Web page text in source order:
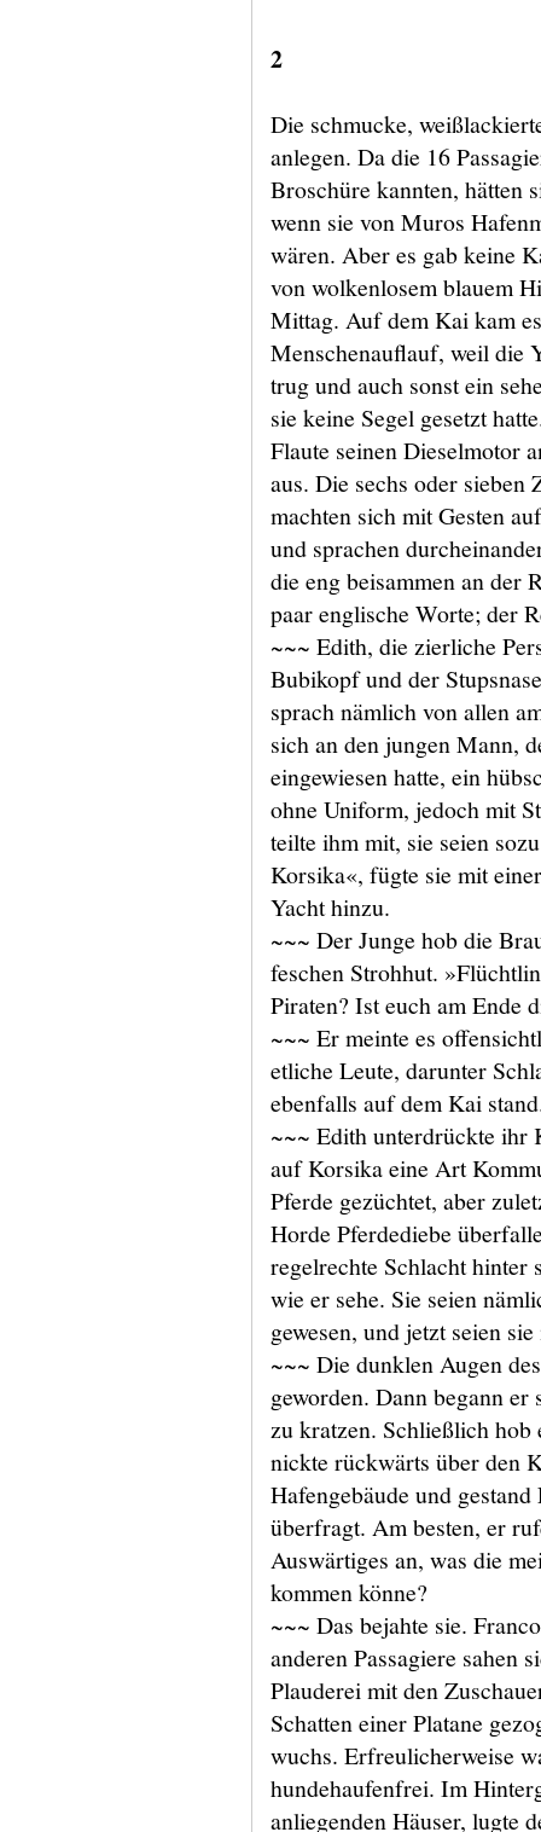
2
Die schmucke,
anlegen. Da die 16
Broschüre kannten, hätten
wenn sie von Muros
wären. Aber es gab keine
von wolkenlosem blauem
Mittag. Auf dem Kai kam
Menschenauflauf, weil die
trug und auch sonst ein
sie keine Segel gesetzt
Flaute seinen Dieselmotor
aus. Die sechs oder sieben
machten sich mit Gesten
und sprachen
die eng beisammen an der
paar englische Worte; der
~~~ Edith, die zierliche
Bubikopf und der
sprach nämlich von allen
sich an den jungen Mann,
eingewiesen hatte, ein
ohne Uniform, jedoch mit
teilte ihm mit, sie seien
Korsika«, fügte sie mit
Yacht hinzu.
~~~ Der Junge hob die
feschen Strohhut.
Piraten? Ist euch am Ende
~~~ Er meinte es
etliche Leute, darunter
ebenfalls auf dem Kai
~~~ Edith unterdrückte ihr
auf Korsika eine Art
Pferde gezüchtet, aber
Horde Pferdediebe
regelrechte Schlacht hinter
wie er sehe. Sie seien
gewesen, und jetzt seien
~~~ Die dunklen Augen
geworden. Dann begann
zu kratzen. Schließlich
nickte rückwärts über den
Hafengebäude und
überfragt. Am besten, er
Auswärtiges an, was die
kommen könne?
~~~ Das bejahte sie.
anderen Passagiere sahen
Plauderei mit den
Schatten einer Platane
wuchs. Erfreulicherweise
hundehaufenfrei. Im
anliegenden Häuser, lugte